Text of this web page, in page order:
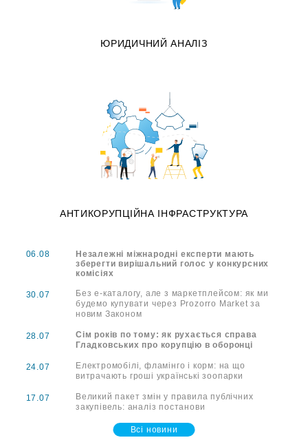
ЮРИДИЧНИЙ АНАЛІЗ
АНТИКОРУПЦІЙНА ІНФРАСТРУКТУРА
06.08
Незалежні міжнародні експерти мають
зберегти вирішальний голос у конкурсних
комісіях
30.07
Без е-каталогу, але з маркетплейсом: як ми
будемо купувати через Prozorro Market за
новим Законом
28.07
Сім років по тому: як рухається справа
Гладковських про корупцію в оборонці
24.07
Електромобілі, фламінго і корм: на що
витрачають гроші українські зоопарки
17.07
Великий пакет змін у правила публічних
закупівель: аналіз постанови
Всі новини